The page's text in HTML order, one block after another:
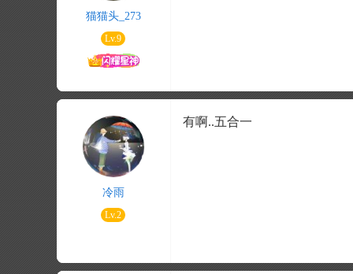
猫猫头_273
Lv.9
冷雨
Lv.2
有啊..五合一